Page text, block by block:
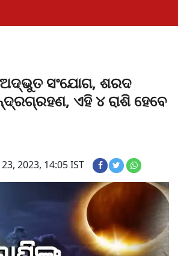
ଅଦ୍ଭୁତ ସଂଯୋଗ, ଶରଦ
ଏହି ୪ ରାଶି ହେବେ
2023, 14:05 IST